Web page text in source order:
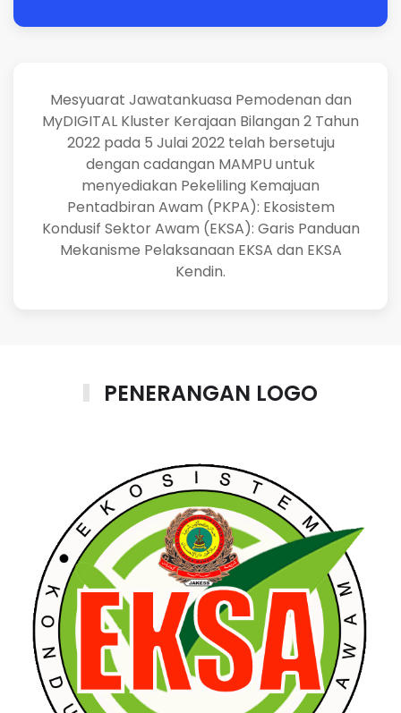
Mesyuarat Jawatankuasa Pemodenan dan
MyDIGITAL Kluster Kerajaan Bilangan 2 Tahun
2022 pada 5 Julai 2022 telah bersetuju
dengan cadangan MAMPU untuk
menyediakan Pekeliling Kemajuan
Pentadbiran Awam (PKPA): Ekosistem
Kondusif Sektor Awam (EKSA): Garis Panduan
Mekanisme Pelaksanaan EKSA dan EKSA
Kendin.
PENERANGAN LOGO